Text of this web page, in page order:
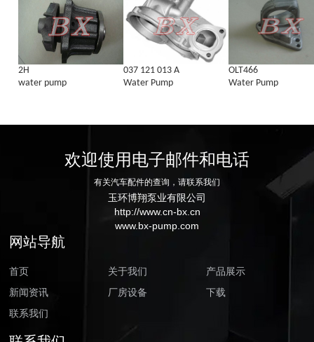
2H
water pump
037 121 013 A
Water Pump
OLT466
Water Pump
欢迎使用电子邮件和电话
有关汽车配件的查询，请联系我们
玉环博翔泵业有限公司
http://www.cn-bx.cn
www.bx-pump.com
网站导航
首页 关于我们
产品展示
新闻资讯
厂房设备
下载
联系我们